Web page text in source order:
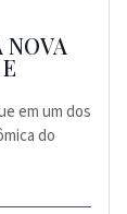
NOVA
em um dos
do